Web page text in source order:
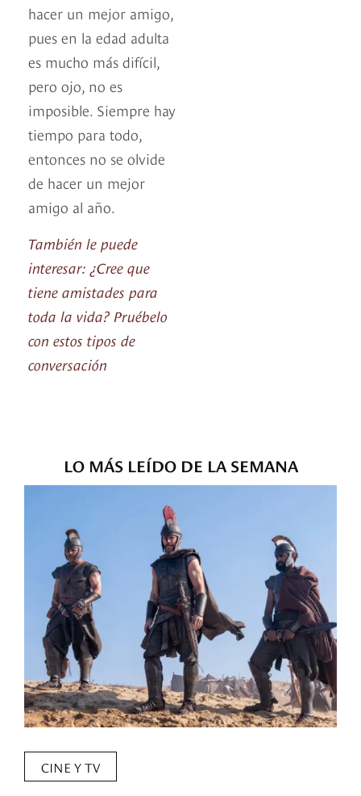
hacer un mejor amigo,
pues en la edad adulta
es mucho más difícil,
pero ojo, no es
imposible. Siempre hay
tiempo para todo,
entonces no se olvide
de hacer un mejor
amigo al año.
También le puede
interesar: ¿Cree que
tiene amistades para
toda la vida? Pruébelo
con estos tipos de
conversación
LO MÁS LEÍDO DE LA SEMANA
CINE Y TV